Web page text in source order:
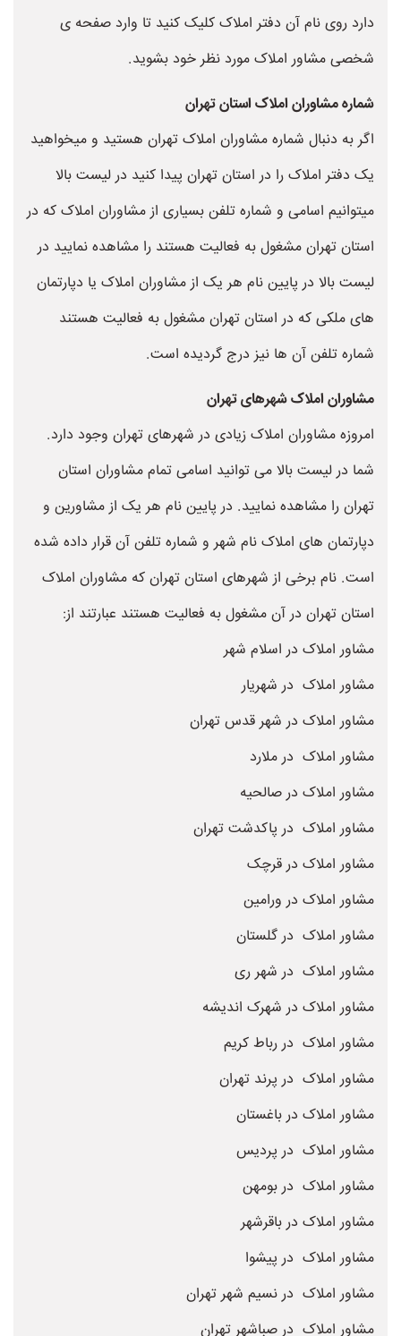
دارد روی نام آن دفتر املاک کلیک کنید تا وارد صفحه ی
شخصی مشاور املاک مورد نظر خود بشوید.
شماره مشاوران املاک استان تهران
اگر به دنبال شماره مشاوران املاک تهران هستید و میخواهید
یک دفتر املاک را در استان تهران پیدا کنید در لیست بالا
میتوانیم اسامی و شماره تلفن بسیاری از مشاوران املاک که در
استان تهران مشغول به فعالیت هستند را مشاهده نمایید در
لیست بالا در پایین نام هر یک از مشاوران املاک یا دپارتمان
های ملکی که در استان تهران مشغول به فعالیت هستند
شماره تلفن آن ها نیز درج گردیده است.
مشاوران املاک شهرهای تهران
امروزه مشاوران املاک زیادی در شهرهای تهران وجود دارد.
شما در لیست بالا می توانید اسامی تمام مشاوران استان
تهران را مشاهده نمایید. در پایین نام هر یک از مشاورین و
دپارتمان های املاک نام شهر و شماره تلفن آن قرار داده شده
است. نام برخی از شهرهای استان تهران که مشاوران املاک
استان تهران در آن مشغول به فعالیت هستند عبارتند از:
مشاور املاک در اسلام شهر
مشاور املاک در شهریار
مشاور املاک در شهر قدس تهران
مشاور املاک در ملارد
مشاور املاک در صالحیه
مشاور املاک در پاکدشت تهران
مشاور املاک در قرچک
مشاور املاک در ورامین
مشاور املاک در گلستان
مشاور املاک در شهر ری
مشاور املاک در شهرک اندیشه
مشاور املاک در رباط کریم
مشاور املاک در پرند تهران
مشاور املاک در باغستان
مشاور املاک در پردیس
مشاور املاک در بومهن
مشاور املاک در باقرشهر
مشاور املاک در پیشوا
مشاور املاک در نسیم شهر تهران
مشاور املاک در صباشهر تهران